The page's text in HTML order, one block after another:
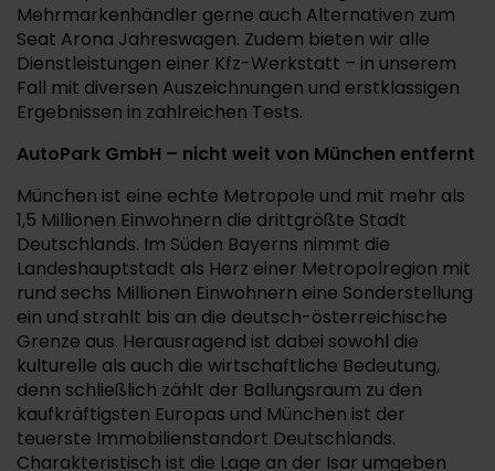
Mehrmarkenhändler gerne auch Alternativen zum
Seat Arona Jahreswagen. Zudem bieten wir alle
Dienstleistungen einer Kfz-Werkstatt – in unserem
Fall mit diversen Auszeichnungen und erstklassigen
Ergebnissen in zahlreichen Tests.
AutoPark GmbH – nicht weit von München entfernt
München ist eine echte Metropole und mit mehr als
1,5 Millionen Einwohnern die drittgrößte Stadt
Deutschlands. Im Süden Bayerns nimmt die
Landeshauptstadt als Herz einer Metropolregion mit
rund sechs Millionen Einwohnern eine Sonderstellung
ein und strahlt bis an die deutsch-österreichische
Grenze aus. Herausragend ist dabei sowohl die
kulturelle als auch die wirtschaftliche Bedeutung,
denn schließlich zählt der Ballungsraum zu den
kaufkräftigsten Europas und München ist der
teuerste Immobilienstandort Deutschlands.
Charakteristisch ist die Lage an der Isar umgeben